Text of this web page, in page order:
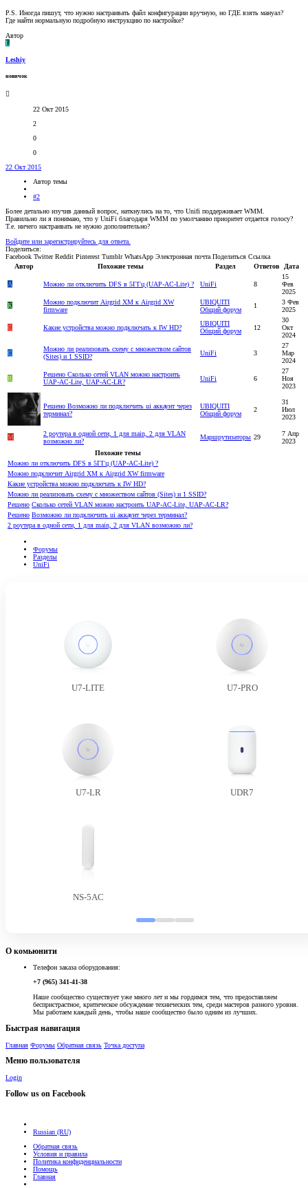
P.S. Иногда пишут, что нужно настраивать файл конфигурации вручную, но ГДЕ взять мануал?
Где найти нормальную подробную инструкцию по настройке?
Автор
L
Leshiy
новичок
22 Окт 2015
2
0
0
22 Окт 2015
Автор темы
#2
Более детально изучив данный вопрос, наткнулись на то, что Unifi поддерживает WMM.
Правильно ли я понимаю, что у UniFi благодаря WMM по умолчанию приоритет отдается голосу?
Т.е. ничего настраивать не нужно дополнительно?
Войдите или зарегистрируйтесь для ответа.
Поделиться:
Facebook Twitter Reddit Pinterest Tumblr WhatsApp Электронная почта Поделиться Ссылка
Автор
Похожие темы Раздел Ответов Дата
A Можно ли отключить DFS в 5ГГц (UAP-AC-Lite) ? UniFi 8
15
Фев
2025
К
Можно подключит Airgrid XM к Airgrid ХW
firmware
UBIQUITI
Общий форум
1
3 Фев
2025
C Какие устройства можно подключать к IW HD?
UBIQUITI
Общий форум
12
30
Окт
2024
C
Можно ли реализовать схему с множеством сайтов
(Sites) и 1 SSID?
UniFi 3
27
Мар
2024
R
Решено Сколько сетей VLAN можно настроить
UAP-AC-Lite, UAP-AC-LR?
UniFi 6
27
Ноя
2023
Решено Возможно ли подключить ui аккаунт через
терминал?
UBIQUITI
Общий форум
2
31
Июл
2023
M
2 роутера в одной сети, 1 для main, 2 для VLAN
возможно ли?
Маршрутизаторы 29
7 Апр
2023
Похожие темы
Можно ли отключить DFS в 5ГГц (UAP-AC-Lite) ?
Можно подключит Airgrid XM к Airgrid ХW firmware
Какие устройства можно подключать к IW HD?
Можно ли реализовать схему с множеством сайтов (Sites) и 1 SSID?
Решено Сколько сетей VLAN можно настроить UAP-AC-Lite, UAP-AC-LR?
Решено Возможно ли подключить ui аккаунт через терминал?
2 роутера в одной сети, 1 для main, 2 для VLAN возможно ли?
Форумы
Разделы
UniFi
U7-LITE U7-PRO
U7-LR UDR7
NS-5AC
О комьюнити
Телефон заказа оборудования:
+7 (965) 341-41-38
Наше сообщество существует уже много лет и мы гордимся тем, что предоставляем
беспристрастное, критическое обсуждение технических тем, среди мастеров разного уровня.
Мы работаем каждый день, чтобы наше сообщество было одним из лучших.
Быстрая навигация
Главная Форумы Обратная связь Точка доступа
Меню пользователя
Login
Follow us on Facebook
Russian (RU)
Обратная связь
Условия и правила
Политика конфиденциальности
Помощь
Главная